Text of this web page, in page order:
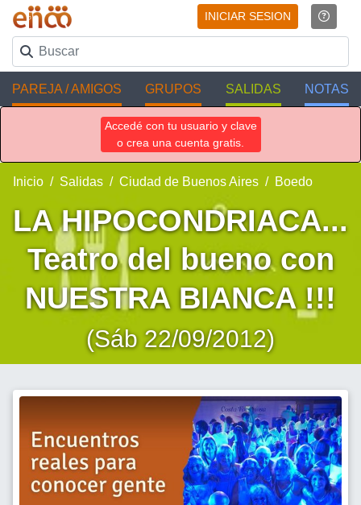
INICIAR SESION
PAREJA / AMIGOS GRUPOS SALIDAS NOTAS
Accedé con tu usuario y clave
o crea una cuenta gratis.
Inicio Salidas Ciudad de Buenos Aires Boedo
LA HIPOCONDRIACA...
Teatro del bueno con
NUESTRA BIANCA !!!
(Sáb 22/09/2012)